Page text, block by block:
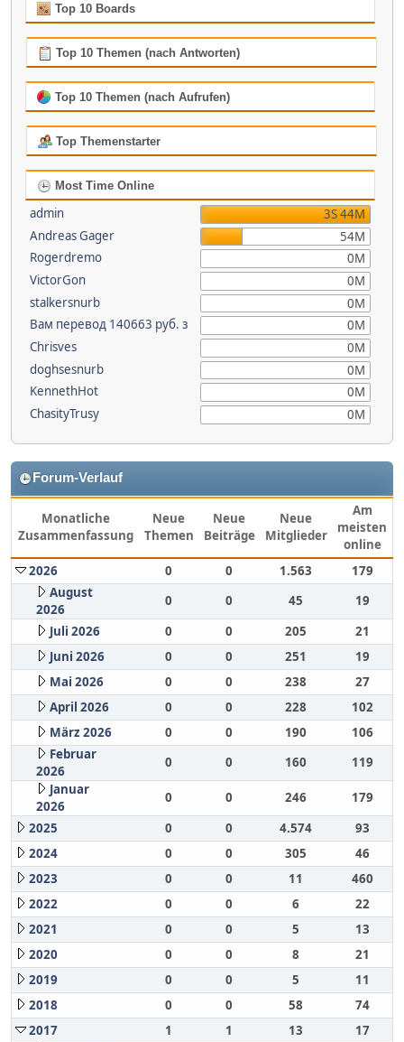
Top 10 Boards
Top 10 Themen (nach Antworten)
Top 10 Themen (nach Aufrufen)
Top Themenstarter
Most Time Online
admin
3S 44M
Andreas Gager
54M
Rogerdremo
0M
VictorGon
0M
stalkersnurb
0M
Вам перевод 140663 руб. з
0M
Chrisves
0M
doghsesnurb
0M
KennethHot
0M
ChasityTrusy
0M
Forum-Verlauf
Monatliche
Zusammenfassung
Neue
Themen
Neue
Beiträge
Neue
Mitglieder
Am
meisten
online
2026
0 0 1.563
179
August
2026
0 0 45
19
Juli 2026
0 0 205
21
Juni 2026
0 0 251
19
Mai 2026
0 0 238
27
April 2026
0 0 228
102
März 2026
0 0 190
106
Februar
2026
0 0 160
119
Januar
2026
0 0 246
179
2025
0 0 4.574
93
2024
0 0 305
46
2023
0 0 11
460
2022
0 0 6
22
2021
0 0 5
13
2020
0 0 8
21
2019
0 0 5
11
2018
0 0 58
74
2017
1 1 13
17